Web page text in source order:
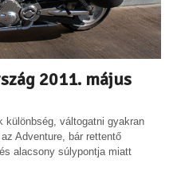
2011. május
különbség, váltogatni gyakran
Adventure, bár rettentő
alacsony súlypontja miatt